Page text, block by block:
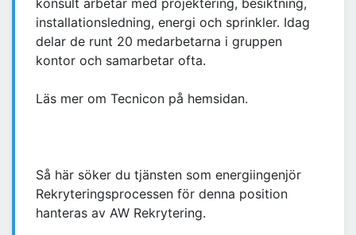
konsult arbetar med projektering, besiktning,
installationsledning, energi och sprinkler. Idag
delar de runt 20 medarbetarna i gruppen
kontor och samarbetar ofta.
Läs mer om Tecnicon på hemsidan.
Så här söker du tjänsten som energiingenjör
Rekryteringsprocessen för denna position
hanteras av AW Rekrytering.